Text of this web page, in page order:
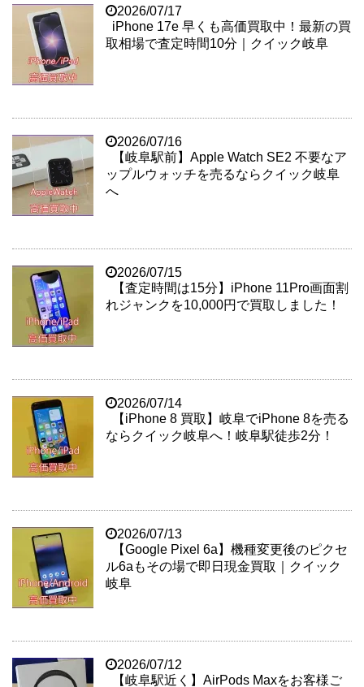
2026/07/17
iPhone 17e 早くも高価買取中！最新の買
取相場で査定時間10分｜クイック岐阜
2026/07/16
【岐阜駅前】Apple Watch SE2 不要なア
ップルウォッチを売るならクイック岐阜
へ
2026/07/15
【査定時間は15分】iPhone 11Pro画面割
れジャンクを10,000円で買取しました！
2026/07/14
【iPhone 8 買取】岐阜でiPhone 8を売る
ならクイック岐阜へ！岐阜駅徒歩2分！
2026/07/13
【Google Pixel 6a】機種変更後のピクセ
ル6aもその場で即日現金買取｜クイック
岐阜
2026/07/12
【岐阜駅近く】AirPods Maxをお客様ご